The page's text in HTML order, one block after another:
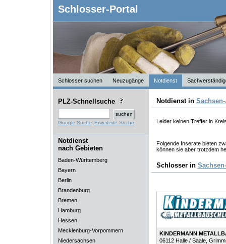
Schlosser-Portal
Schlosser suchen Neuzugänge Notdienst
PLZ-Schnellsuche
Google Suche Erweiterte Suche
Notdienst
nach Gebieten
Baden-Württemberg
Bayern
Berlin
Brandenburg
Bremen
Hamburg
Hessen
Mecklenburg-Vorpommern
Niedersachsen
Notdienst in
Leider keinen Treffer in
Folgende Inserate bieten
können sie aber trotzdem
Schlosser in
KINDERMANN
06112 Halle / Saale,